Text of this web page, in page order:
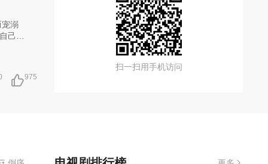
己内
众的975
扫一扫用手机访问